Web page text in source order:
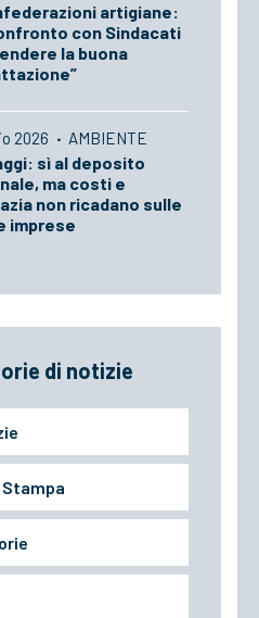
artigiane:
con Sindacati
la buona
2026 · AMBIENTE
sì al deposito
ma costi e
non ricadano sulle
imprese
di notizie